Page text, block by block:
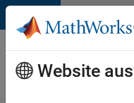
Weiter zum Inhalt
Karriere
bei
MathWorks
Website